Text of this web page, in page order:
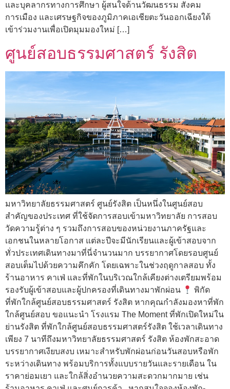
และบุคลากรทางการศึกษา ผู้สนใจด้านวัฒนธรรม สังคม
การเมือง และเศรษฐกิจของภูมิภาคเอเชียตะวันออกเฉียงใต้
เข้าร่วมงานเพื่อเปิดมุมมองใหม่ […]
ศูนย์สอบธรรมศาสตร์ รังสิต
มหาวิทยาลัยธรรมศาสตร์ ศูนย์รังสิต เป็นหนึ่งในศูนย์สอบ
สำคัญของประเทศ ที่ใช้จัดการสอบเข้ามหาวิทยาลัย การสอบ
วัดความรู้ต่าง ๆ รวมถึงการสอบของหน่วยงานภาครัฐและ
เอกชนในหลายโอกาส แต่ละปีจะมีนักเรียนและผู้เข้าสอบจาก
ทั่วประเทศเดินทางมาที่นี่จำนวนมาก บรรยากาศโดยรอบศูนย์
สอบเต็มไปด้วยความคึกคัก โดยเฉพาะในช่วงฤดูกาลสอบ ทั้ง
ร้านอาหาร คาเฟ่ และที่พักในบริเวณใกล้เคียงต่างเตรียมพร้อม
รองรับผู้เข้าสอบและผู้ปกครองที่เดินทางมาพักผ่อน
พิกัด
ที่พักใกล้ศูนย์สอบธรรมศาสตร์ รังสิต หากคุณกำลังมองหาที่พัก
ใกล้ศูนย์สอบ ขอแนะนำ โรงแรม The Moment ที่พักเปิดใหม่ใน
ย่านรังสิต ที่พักใกล้ศูนย์สอบธรรมศาสตร์รังสิต ใช้เวลาเดินทาง
เพียง 7 นาทีถึงมหาวิทยาลัยธรรมศาสตร์ รังสิต ห้องพักสะอาด
บรรยากาศเงียบสงบ เหมาะสำหรับพักผ่อนก่อนวันสอบหรือพัก
ระหว่างเดินทาง พร้อมบริการทั้งแบบรายวันและรายเดือน ใน
ราคาย่อมเยา และใกล้สิ่งอำนวยความสะดวกมากมาย เช่น